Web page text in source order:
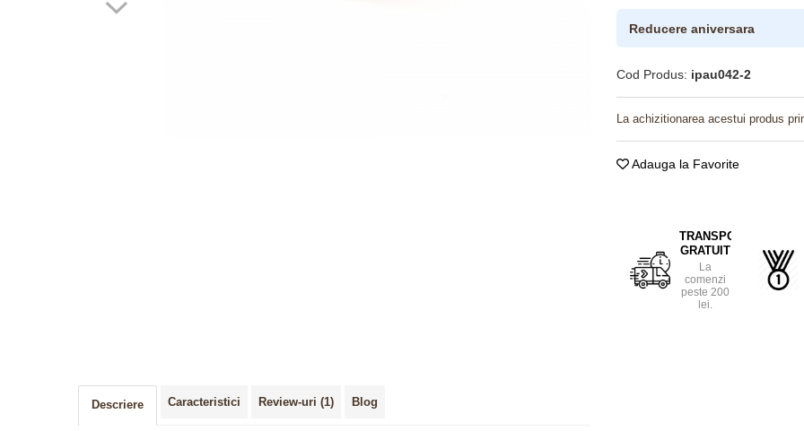
Reducere aniversara
Cod Produs: ipau042-2
La achizitionarea acestui produs
Adauga la Favorite
TRANSPORT
GRATUIT
La
comenzi
peste 200
lei.
Descriere Caracteristici Review-uri (1) Blog